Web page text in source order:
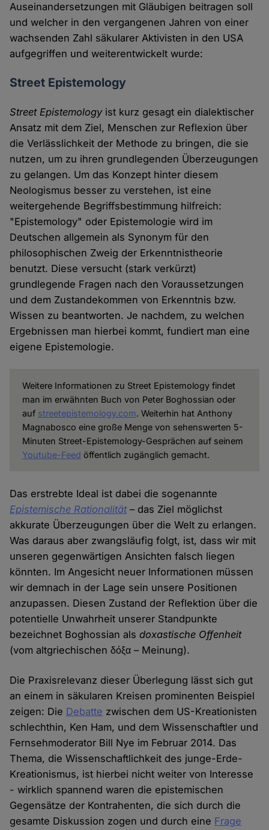
Auseinandersetzungen mit Gläubigen beitragen soll
und welcher in den vergangenen Jahren von einer
wachsenden Zahl säkularer Aktivisten in den USA
aufgegriffen und weiterentwickelt wurde:
Street Epistemology
Street Epistemologyist kurz gesagt ein dialektischer
Ansatz mit dem Ziel, Menschen zur Reflexion über
die Verlässlichkeit der Methode zu bringen, die sie
nutzen, um zu ihren grundlegenden Überzeugungen
zu gelangen. Um das Konzept hinter diesem
Neologismus besser zu verstehen, ist eine
weitergehende Begriffsbestimmung hilfreich:
"Epistemology" oder Epistemologie wird im
Deutschen allgemein als Synonym für den
philosophischen Zweig der Erkenntnistheorie
benutzt. Diese versucht (stark verkürzt)
grundlegende Fragen nach den Voraussetzungen
und dem Zustandekommen von Erkenntnis bzw.
Wissen zu beantworten. Je nachdem, zu welchen
Ergebnissen man hierbei kommt, fundiert man eine
eigene Epistemologie.
Weitere Informationen zu Street Epistemology findet
man im erwähnten Buch von Peter Boghossian oder
auf streetepistemology.com. Weiterhin hat Anthony
Magnabosco eine große Menge von sehenswerten 5-
Minuten Street-Epistemology-Gesprächen auf seinem
Youtube-Feed öffentlich zugänglich gemacht.
Das erstrebte Ideal ist dabei die sogenannte
Epistemische Rationalität– das Ziel möglichst
akkurate Überzeugungen über die Welt zu erlangen.
Was daraus aber zwangsläufig folgt, ist, dass wir mit
unseren gegenwärtigen Ansichten falsch liegen
könnten. Im Angesicht neuer Informationen müssen
wir demnach in der Lage sein unsere Positionen
anzupassen. Diesen Zustand der Reflektion über die
potentielle Unwahrheit unserer Standpunkte
bezeichnet Boghossian alsdoxastische Offenheit
(vom altgriechischen δόξα – Meinung).
Die Praxisrelevanz dieser Überlegung lässt sich gut
an einem in säkularen Kreisen prominenten Beispiel
zeigen: Die Debatte zwischen dem US-Kreationisten
schlechthin, Ken Ham, und dem Wissenschaftler und
Fernsehmoderator Bill Nye im Februar 2014. Das
Thema, die Wissenschaftlichkeit des junge-Erde-
Kreationismus, ist hierbei nicht weiter von Interesse
- wirklich spannend waren die epistemischen
Gegensätze der Kontrahenten, die sich durch die
gesamte Diskussion zogen und durch eine Frage